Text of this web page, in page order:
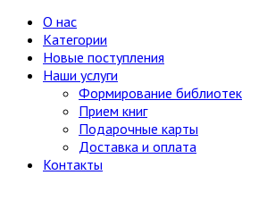
О нас
Категории
Новые поступления
Наши услуги
Формирование библиотек
Прием книг
Подарочные карты
Доставка и оплата
Контакты